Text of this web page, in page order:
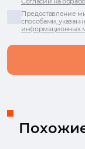
Предоставление
способами,
информационных